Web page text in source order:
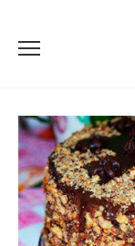
content